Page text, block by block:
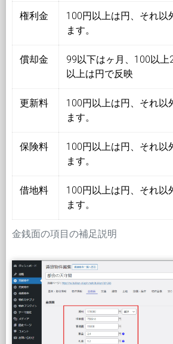
金銭面の項目の補足説明
権利金
100円以上は円、それ以
ます。
償却金
99以下はヶ月、100以上
以上は円で反映
更新料
100円以上は円、それ以
ます。
保険料
100円以上は円、それ以
ます。
借地料
100円以上は円、それ以
ます。